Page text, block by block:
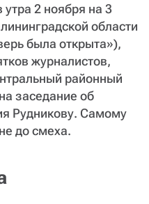
утра 2 ноября на 3
области
была открыта»),
журналистов,
районный
заседание об
Рудникову. Самому
до смеха.